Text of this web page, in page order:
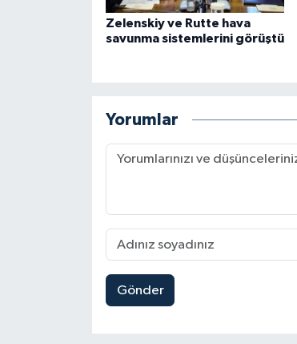
Zelenskiy ve Rutte hava
savunma sistemlerini görüştü
Yorumlar
Gönder